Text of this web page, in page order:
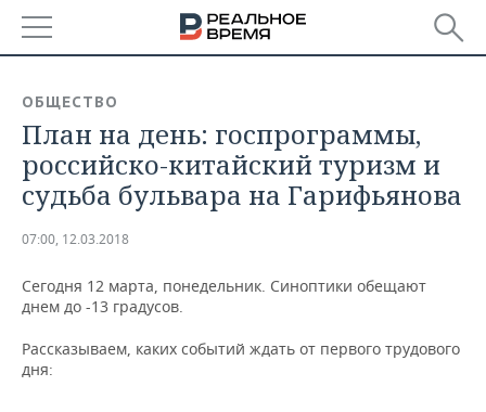
БАШКОРТОСТАН
ТАТАРСТАН
НОВОСТИ
АНАЛИТИКА
ДЕКЛАРАЦИИ О ДОХОДАХ
ВУЗЫ ТАТАРСТАНА
НОВОСТИ ЭКОНОМИКИ
БАНКИ
ПРОМЫШЛЕННОСТЬ
ПРОМЫШЛЕННОСТИ
НОВОСТИ НЕДВИЖИМОСТИ
АВТО
ОБЩЕСТВО
План на день: госпрограммы,
российско-китайский туризм и
судьба бульвара на Гарифьянова
07:00, 12.03.2018
Сегодня 12 марта, понедельник. Синоптики обещают
днем до -13 градусов.
Рассказываем, каких событий ждать от первого трудового
дня: